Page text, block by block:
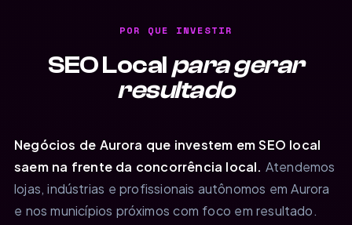
POR QUE INVESTIR
SEO Localpara gerar
resultado
Negócios de Aurora que investem em SEO local
saem na frente da concorrência local. Atendemos
lojas, indústrias e profissionais autônomos em Aurora
e nos municípios próximos com foco em resultado.